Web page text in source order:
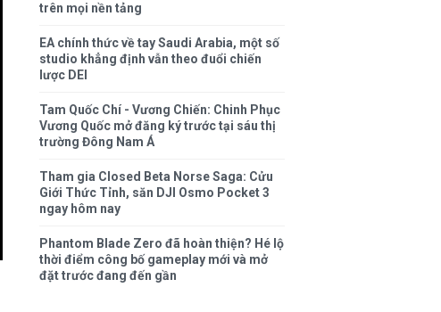
trên mọi nền tảng
EA chính thức về tay Saudi Arabia, một số
studio khẳng định vẫn theo đuổi chiến
lược DEI
Tam Quốc Chí - Vương Chiến: Chinh Phục
Vương Quốc mở đăng ký trước tại sáu thị
trường Đông Nam Á
Tham gia Closed Beta Norse Saga: Cửu
Giới Thức Tỉnh, săn DJI Osmo Pocket 3
ngay hôm nay
Phantom Blade Zero đã hoàn thiện? Hé lộ
thời điểm công bố gameplay mới và mở
đặt trước đang đến gần